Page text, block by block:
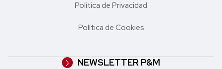
Política de Privacidad
Política de Cookies
NEWSLETTER P&M